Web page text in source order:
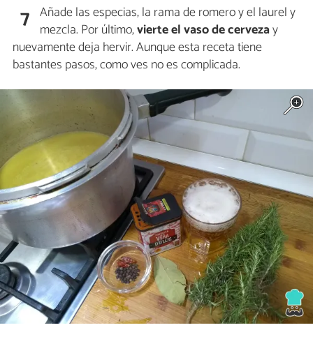
7 Añade las especias, la rama de romero y el laurel y
mezcla. Por último,vierte el vaso de cervezay
nuevamente deja hervir. Aunque esta receta tiene
bastantes pasos, como ves no es complicada.